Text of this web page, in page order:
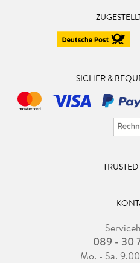
SICHER &
089 - 30
Mo. - Sa.